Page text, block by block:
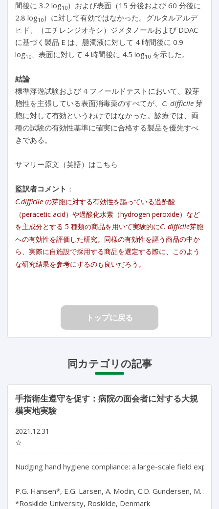
間後に 3.2 log10）および表面（15 分後および 60 分後に
2.8 log10）に対して有効ではなかった。グルタルアルデ
ヒド、（エチレンジオキシ）ジメタノールおよび DDAC
に基づく製品 E は、懸濁液に対して 4 時間後に 0.9
log10、表面に対して 4 時間後に 4.5 log10 を示した。
結論
標準浮遊試験および 4 フィールドテストにおいて、殺芽
胞性を主張している表面消毒薬のすべてが、 C. difficile 芽
胞に対して有効というわけではなかった。診療では、両
種の試験の有効性基準に確実に合格する製品を優先すべ
きである。
サマリー原文（英語）はこちら
監訳者コメント ：
C.difficile の芽胞に対する有効性を謳っている過酢酸
（peracetic acid）や過酸化水素（hydrogen peroxide）など
を主成分とする 5 種類の商品を用いて実験的にC. difficile芽胞
への有効性を評価した研究。同様の有効性を謳う商品の中か
ら、実際に自施設で採用する商品を選定する際に、このよう
な研究結果を参考にするのも良いだろう。
トップに戻る
同カテゴリの記事
手指衛生遵守を促す：病院の面会者に対する大規
模実地実験
2021.12.31
☆
Nudging hand hygiene compliance: a large-scale field
P.G. Hansen*, E.G. Larsen, A. Modin, C.D. Gundersen, M.
*Roskilde University, Roskilde, Denmark